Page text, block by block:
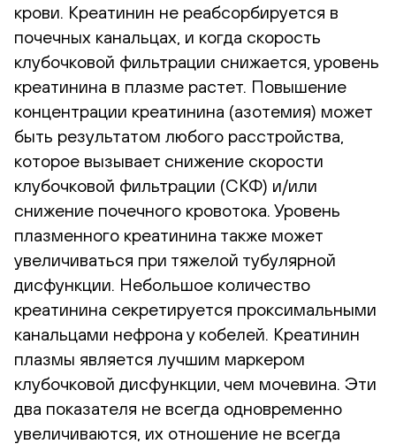
крови. Креатинин не реабсорбируется в
почечных канальцах, и когда скорость
клубочковой фильтрации снижается, уровень
креатинина в плазме растет. Повышение
концентрации креатинина (азотемия) может
быть результатом любого расстройства,
которое вызывает снижение скорости
клубочковой фильтрации (СКФ) и/или
снижение почечного кровотока. Уровень
плазменного креатинина также может
увеличиваться при тяжелой тубулярной
дисфункции. Небольшое количество
креатинина секретируется проксимальными
канальцами нефрона у кобелей. Креатинин
плазмы является лучшим маркером
клубочковой дисфункции, чем мочевина. Эти
два показателя не всегда одновременно
увеличиваются, их отношение не всегда